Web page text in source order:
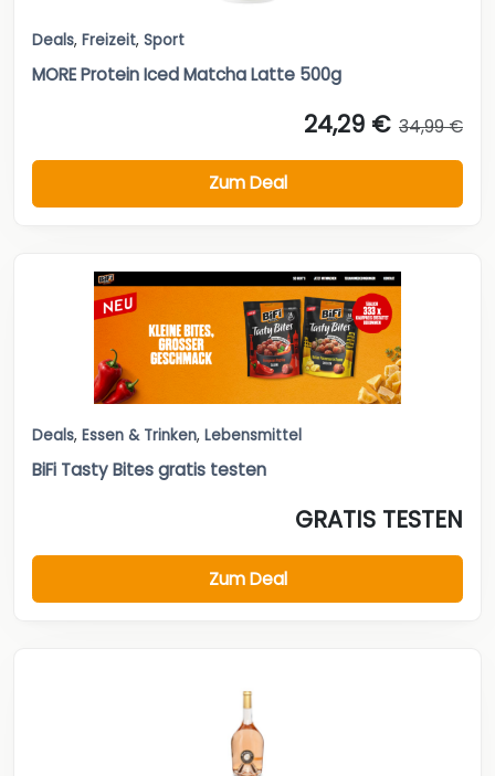
Deals, Freizeit, Sport
MORE Protein Iced Matcha Latte 500g
24,29 € 34,99 €
Zum Deal
Deals, Essen & Trinken, Lebensmittel
BiFi Tasty Bites gratis testen
GRATIS TESTEN
Zum Deal